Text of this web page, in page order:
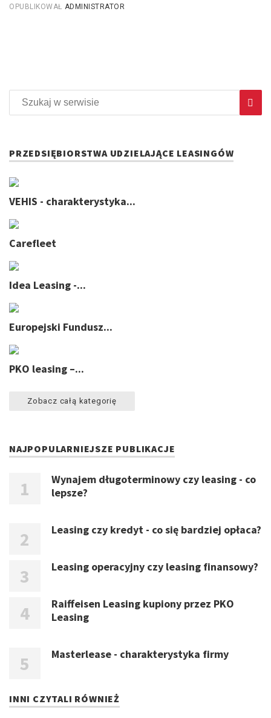
OPUBLIKOWAŁ ADMINISTRATOR
PRZEDSIĘBIORSTWA UDZIELAJĄCE LEASINGÓW
VEHIS - charakterystyka...
Carefleet
Idea Leasing -...
Europejski Fundusz...
PKO leasing –...
Zobacz całą kategorię
NAJPOPULARNIEJSZE PUBLIKACJE
Wynajem długoterminowy czy leasing - co
lepsze?
Leasing czy kredyt - co się bardziej opłaca?
Leasing operacyjny czy leasing finansowy?
Raiffeisen Leasing kupiony przez PKO
Leasing
Masterlease - charakterystyka firmy
INNI CZYTALI RÓWNIEŻ